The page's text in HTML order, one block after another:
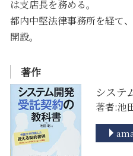
は支店長を務める。
都内中堅法律事務所を経て
開設。
著作
システ
著者:池